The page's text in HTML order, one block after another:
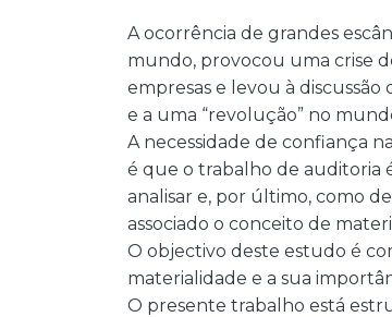
A ocorrência de grandes
mundo, provocou uma crise
empresas e levou à
e a uma “revolução” no
A necessidade de confiança
é que o trabalho de auditoria
analisar e, por último, como
associado o conceito de
O objectivo deste estudo é
materialidade e a sua
O presente trabalho está